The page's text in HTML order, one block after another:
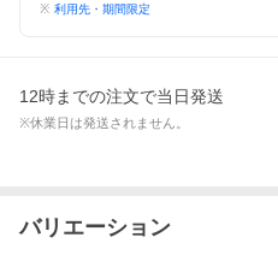
※ 利用先・期間限定
12時までの注文で当日発送
※休業日は発送されません。
バリエーション